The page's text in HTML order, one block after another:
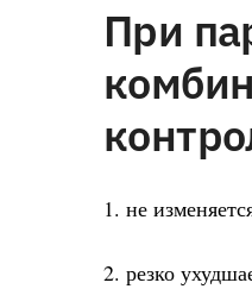
При
1. не
2. резко